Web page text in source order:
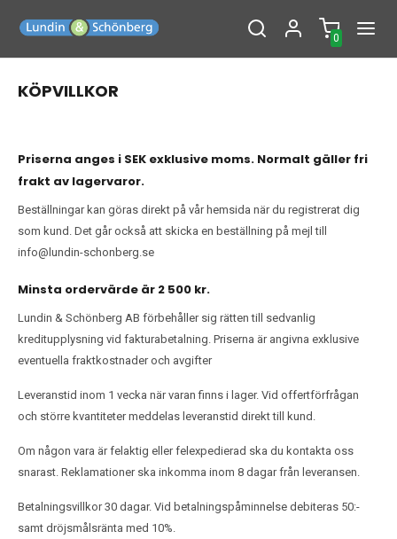
0
KÖPVILLKOR
Priserna anges i SEK exklusive moms. Normalt gäller fri
frakt av lagervaror.
Beställningar kan göras direkt på vår hemsida när du registrerat dig
som kund. Det går också att skicka en beställning på mejl till
info@lundin-schonberg.se
Minsta ordervärde är 2 500 kr.
Lundin & Schönberg AB förbehåller sig rätten till sedvanlig
kreditupplysning vid fakturabetalning. Priserna är angivna exklusive
eventuella fraktkostnader och avgifter
Leveranstid inom 1 vecka när varan finns i lager. Vid offertförfrågan
och större kvantiteter meddelas leveranstid direkt till kund.
Om någon vara är felaktig eller felexpedierad ska du kontakta oss
snarast. Reklamationer ska inkomma inom 8 dagar från leveransen.
Betalningsvillkor 30 dagar. Vid betalningspåminnelse debiteras 50:-
samt dröjsmålsränta med 10%.